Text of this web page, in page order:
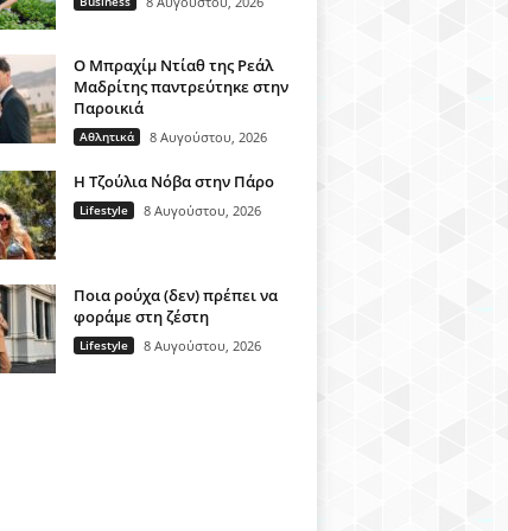
Ο Μπραχίμ Ντίαθ της Ρεάλ
Μαδρίτης παντρεύτηκε στην
Παροικιά
Αθλητικά 8 Αυγούστου, 2026
H Τζούλια Νόβα στην Πάρο
Lifestyle 8 Αυγούστου, 2026
Ποια ρούχα (δεν) πρέπει να
φοράμε στη ζέστη
Lifestyle 8 Αυγούστου, 2026